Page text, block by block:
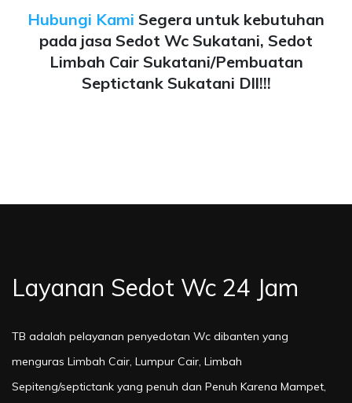
Hubungi Kami Segera untuk kebutuhan
pada jasa Sedot Wc Sukatani, Sedot
Limbah Cair Sukatani/Pembuatan
Septictank Sukatani Dll!!!
Layanan Sedot Wc 24 Jam
TB adalah pelayanan penyedotan Wc dibanten yang
menguras Limbah Cair, Lumpur Cair, Limbah
Sepiteng/septictank yang penuh dan Penuh Karena Mampet,